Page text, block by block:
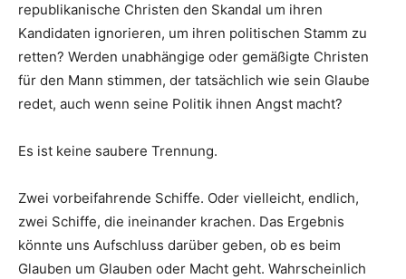
republikanische Christen den Skandal um ihren
Kandidaten ignorieren, um ihren politischen Stamm zu
retten? Werden unabhängige oder gemäßigte Christen
für den Mann stimmen, der tatsächlich wie sein Glaube
redet, auch wenn seine Politik ihnen Angst macht?
Es ist keine saubere Trennung.
Zwei vorbeifahrende Schiffe. Oder vielleicht, endlich,
zwei Schiffe, die ineinander krachen. Das Ergebnis
könnte uns Aufschluss darüber geben, ob es beim
Glauben um Glauben oder Macht geht. Wahrscheinlich